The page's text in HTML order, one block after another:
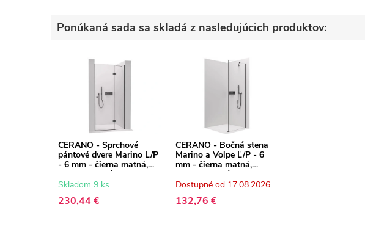
Ponúkaná sada sa skladá z nasledujúcich produktov:
CERANO - Sprchové
pántové dvere Marino L/P
- 6 mm - čierna matná,
transparentné sklo -
110x190 cm
Skladom 9 ks
230,44 €
CERANO - Bočná stena
Marino a Volpe Ľ/P - 6
mm - čierna matná,
transparentné sklo -
90x190 cm
Dostupné od 17.08.2026
132,76 €